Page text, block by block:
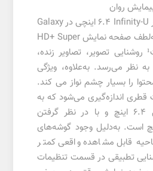
روان
نمای خود را به نمایشگر Infinity-U ‏6.4 اینچی در Galaxy
A22 گسترش دهید. به‌لطف صفحه نمایش HD+ Super
AMOLED و 600 نیت¹ روشنایی تصویر، تصاویر زنده،
نظر می‌رسد. به‌علاوه، ویژگی
را بسیار چشم نواز می کند.
اندازه‌گیری می‌شود که به
شکل مستطیل کامل 6.4 اینچ و با در نظر گرفتن
گرد 6.3 اینچ است. به‌دلیل وجود گوشه‌های
قابل مشاهده واقعی کمتر
تطبیقی در قسمت تنظیمات